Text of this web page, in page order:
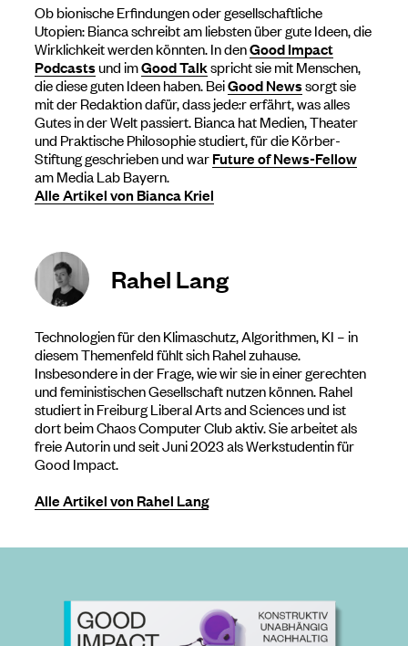
Ob bionische Erfindungen oder gesellschaftliche
Utopien: Bianca schreibt am liebsten über gute Ideen, die
Wirklichkeit werden könnten. In denGood Impact
Podcastsund imGood Talkspricht sie mit Menschen,
die diese guten Ideen haben. BeiGood Newssorgt sie
mit der Redaktion dafür, dass jede:r erfährt, was alles
Gutes in der Welt passiert. Bianca hat Medien, Theater
und Praktische Philosophie studiert, für die Körber-
Stiftung geschrieben und warFuture of News-Fellow
am Media Lab Bayern.
Alle Artikel von Bianca Kriel
Rahel Lang
Technologien für den Klimaschutz, Algorithmen, KI – in
diesem Themenfeld fühlt sich Rahel zuhause.
Insbesondere in der Frage, wie wir sie in einer gerechten
und feministischen Gesellschaft nutzen können. Rahel
studiert in Freiburg Liberal Arts and Sciences und ist
dort beim Chaos Computer Club aktiv. Sie arbeitet als
freie Autorin und seit Juni 2023 als Werkstudentin für
Good Impact.
Alle Artikel von Rahel Lang